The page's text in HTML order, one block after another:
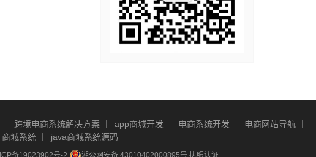
跨境电商系统解决方案 app商城开发 电商系统开发
电商网站导航
商城系统 java商城系统源码
备19023902号-2 湘公网安备 43010402000895号 执照认证